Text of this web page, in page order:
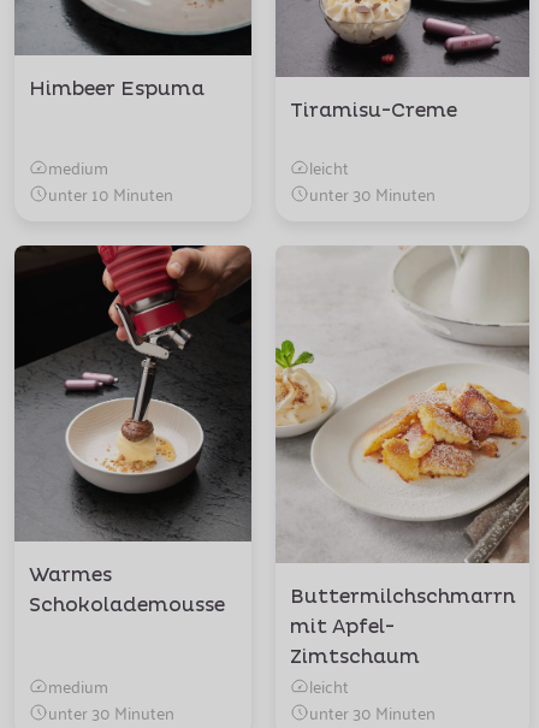
Himbeer Espuma
medium
unter 10 Minuten
Tiramisu-Creme
leicht
unter 30 Minuten
Warmes
Schokolademousse
medium
unter 30 Minuten
Buttermilchschmarrn
mit Apfel-
Zimtschaum
leicht
unter 30 Minuten